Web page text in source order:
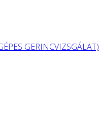
GERINCVIZSGÁLAT)